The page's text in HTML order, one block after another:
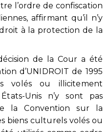
l’ordre de confiscation
affirmant qu’il n’y
à la protection de la
de la Cour a été
d’UNIDROIT de 1995
volés ou illicitement
Unis n’y sont pas
la Convention sur la
biens culturels volés ou